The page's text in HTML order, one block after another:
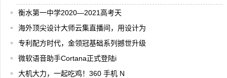
衡水第一中学2020—2021高考天
海外顶尖设计大师云集直播间，用设计为
专利配方时代，金领冠基础系列撼世升级
微软语音助手Cortana正式登陆i
大机大力，一起吃鸡！360 手机 N